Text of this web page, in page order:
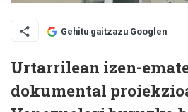
Gehitu gaitzazu Googlen
Urtarrilean izen-
dokumental